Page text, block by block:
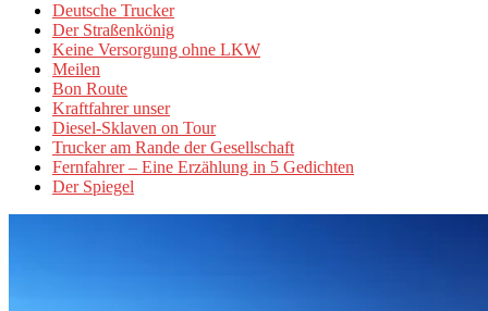
Deutsche Trucker
Der Straßenkönig
Keine Versorgung ohne LKW
Meilen
Bon Route
Kraftfahrer unser
Diesel-Sklaven on Tour
Trucker am Rande der Gesellschaft
Fernfahrer – Eine Erzählung in 5 Gedichten
Der Spiegel